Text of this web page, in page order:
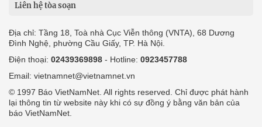
Liên hệ tòa soạn
Địa chỉ: Tầng 18, Toà nhà Cục Viễn thông (VNTA), 68 Dương
Đình Nghệ, phường Cầu Giấy, TP. Hà Nội.
Điện thoại: 02439369898 - Hotline: 0923457788
Email: vietnamnet@vietnamnet.vn
© 1997 Báo VietNamNet. All rights reserved. Chỉ được phát hành
lại thông tin từ website này khi có sự đồng ý bằng văn bản của
báo VietNamNet.